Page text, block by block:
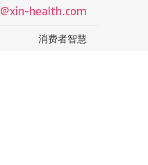
health.com
消费者智慧